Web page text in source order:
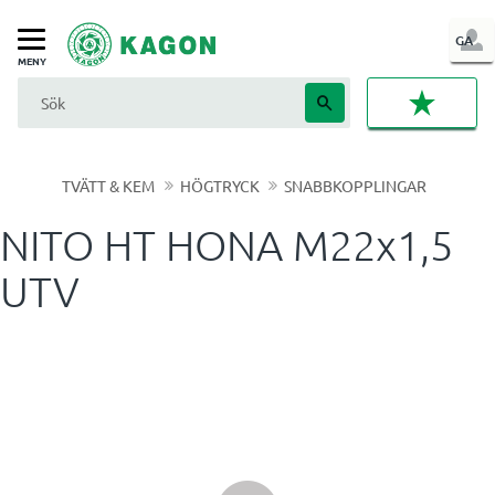
Meny
GA
IN
TVÄTT & KEM HÖGTRYCK SNABBKOPPLINGAR
NITO HT HONA M22x1,5
UTV